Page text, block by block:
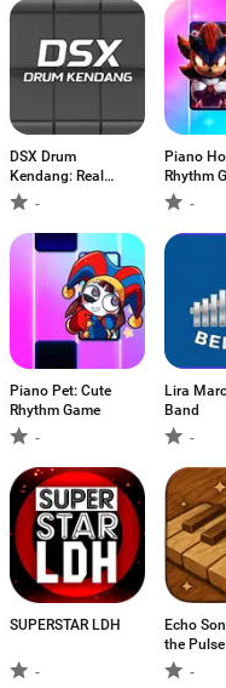
DSX Drum
Kendang: Real
Pad -
Piano
Rhythm
-
Piano Pet: Cute
Rhythm Game
-
Lira
Band
-
SUPERSTAR LDH
-
Echo
the Pulse
-